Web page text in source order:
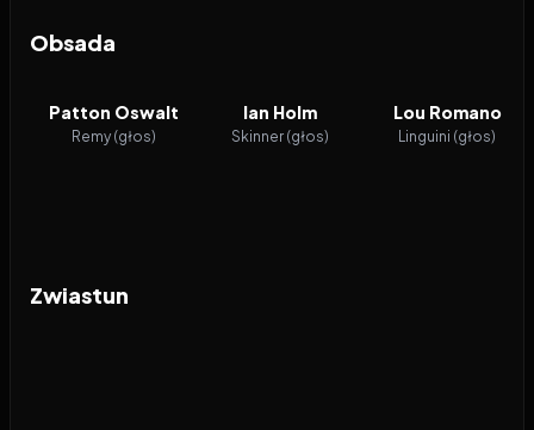
Obsada
Patton Oswalt
Remy (głos)
Ian Holm
Skinner (głos)
Lou Romano
Linguini (głos)
Zwiastun